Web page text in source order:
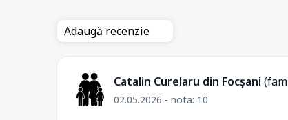
Adaugă recenzie
Catalin Curelaru din Focșani
02.05.2026 - nota: 10